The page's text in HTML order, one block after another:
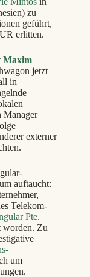
zu
geführt,
erlitten.
Maxim
jetzt
in
Manager
externer
auftaucht:
Telekom-
Pte.
worden. Zu
um